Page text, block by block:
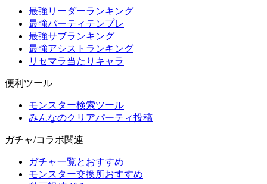
最強リーダーランキング
最強パーティテンプレ
最強サブランキング
最強アシストランキング
リセマラ当たりキャラ
便利ツール
モンスター検索ツール
みんなのクリアパーティ投稿
ガチャ/コラボ関連
ガチャ一覧とおすすめ
モンスター交換所おすすめ